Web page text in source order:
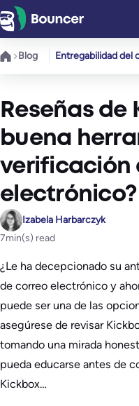
Saltar
al
contenido
Blog Entregabilidad del
Reseñas de
buena
verificación
electrónico?
Izabela Harbarczyk
7min(s) read
¿Le ha decepcionado su
de correo electrónico y
puede ser una de las
asegúrese de revisar
tomando una mirada
pueda educarse antes de
Kickbox…